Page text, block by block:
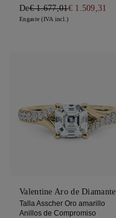
De€ 1.677,01€ 1.509,31
Engaste (IVA incl.)
Valentine Aro de Diamante
Talla Asscher Oro amarillo
Anillos de Compromiso